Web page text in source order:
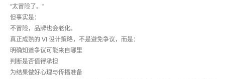
“太冒险了。”
但事实是：
不冒险，品牌也会老化。
真正成熟的 VI 设计策略，不是避免争议，而是：
明确知道争议可能来自哪里
判断是否值得承担
为结果做好心理与传播准备